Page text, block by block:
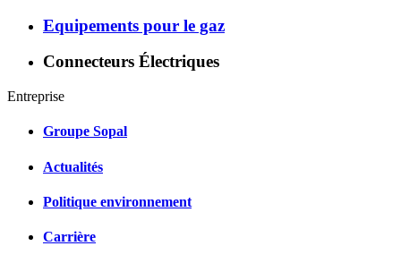
Equipements pour le gaz
Connecteurs Électriques
Entreprise
Groupe Sopal
Actualités
Politique environnement
Carrière